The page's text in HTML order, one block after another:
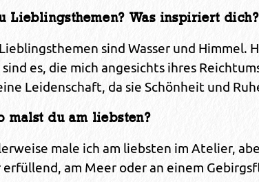
Lieblingsthemen? Was inspiriert dich?
sind Wasser und Himmel.
sind es, die mich angesichts ihres
Leidenschaft, da sie Schönheit und
malst du am liebsten?
male ich am liebsten im Atelier,
erfüllend, am Meer oder an einem